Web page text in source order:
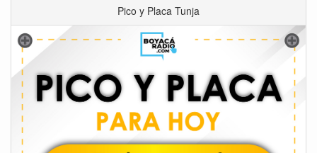
Pico y Placa Tunja